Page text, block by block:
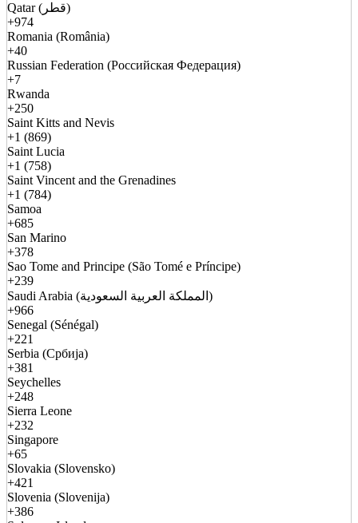
Qatar (قطر)
+974
Romania (România)
+40
Russian Federation (Российская Федерация)
+7
Rwanda
+250
Saint Kitts and Nevis
+1 (869)
Saint Lucia
+1 (758)
Saint Vincent and the Grenadines
+1 (784)
Samoa
+685
San Marino
+378
Sao Tome and Principe (São Tomé e Príncipe)
+239
Saudi Arabia (المملكة العربية السعودية)
+966
Senegal (Sénégal)
+221
Serbia (Србија)
+381
Seychelles
+248
Sierra Leone
+232
Singapore
+65
Slovakia (Slovensko)
+421
Slovenia (Slovenija)
+386